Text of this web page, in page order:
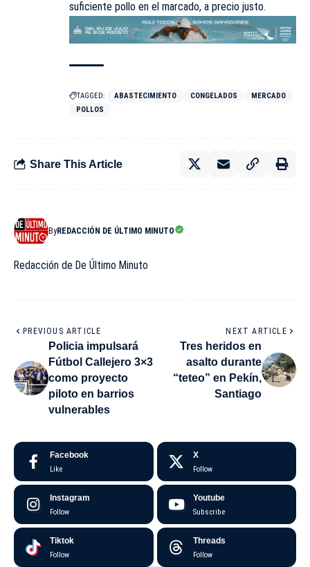
suficiente pollo en el marcado, a precio justo.
TAGGED: ABASTECIMIENTO CONGELADOS
MERCADO
POLLOS
Share This Article
ByREDACCIÓN DE ÚLTIMO MINUTO
Redacción de De Último Minuto
PREVIOUS ARTICLE
Policia impulsará
Fútbol Callejero 3×3
como proyecto
piloto en barrios
vulnerables
NEXT ARTICLE
Tres heridos en
asalto durante
“teteo” en Pekín,
Santiago
Facebook
Like
X
Follow
Instagram
Follow
Youtube
Subscribe
Tiktok
Follow
Threads
Follow